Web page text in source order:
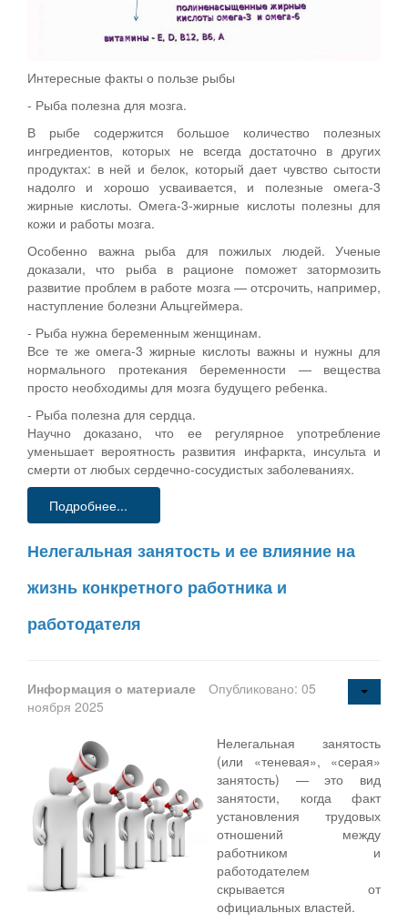
Интересные факты о пользе рыбы
- Рыба полезна для мозга.
В рыбе содержится большое количество полезных
ингредиентов, которых не всегда достаточно в других
продуктах: в ней и белок, который дает чувство сытости
надолго и хорошо усваивается, и полезные омега-3
жирные кислоты. Омега-3-жирные кислоты полезны для
кожи и работы мозга.
Особенно важна рыба для пожилых людей. Ученые
доказали, что рыба в рационе поможет затормозить
развитие проблем в работе мозга — отсрочить, например,
наступление болезни Альцгеймера.
- Рыба нужна беременным женщинам.
Все те же омега-3 жирные кислоты важны и нужны для
нормального протекания беременности — вещества
просто необходимы для мозга будущего ребенка.
- Рыба полезна для сердца.
Научно доказано, что ее регулярное употребление
уменьшает вероятность развития инфаркта, инсульта и
смерти от любых сердечно-сосудистых заболеваниях.
Подробнее...
Нелегальная занятость и ее влияние на
жизнь конкретного работника и
работодателя
Информация о материале
Опубликовано: 05
ноября 2025
Нелегальная занятость
(или «теневая», «серая»
занятость) — это вид
занятости, когда факт
установления трудовых
отношений между
работником и
работодателем
скрывается от
официальных властей.